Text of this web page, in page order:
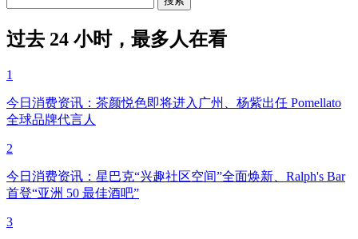
过去 24 小时，最多人在看
1
今日消费资讯：茶颜悦色即将进入广州、杨紫出任 Pomellato
全球品牌代言人
2
今日消费资讯：星巴克“兴趣社区空间”全面焕新、Ralph's Bar
首登“亚洲 50 最佳酒吧”
3